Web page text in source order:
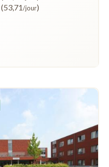
(53,71/jour)